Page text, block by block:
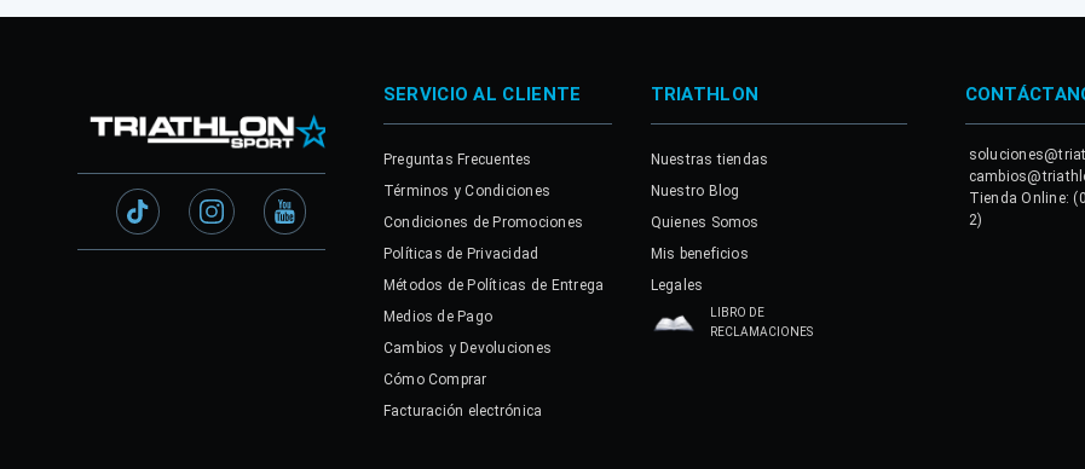
SERVICIO AL CLIENTE
Preguntas Frecuentes
Términos y Condiciones
Condiciones de Promociones
Políticas de Privacidad
Métodos de Políticas de Entrega
Medios de Pago
Cambios y Devoluciones
Cómo Comprar
Facturación electrónica
TRIATHLON
Nuestras tiendas
Nuestro Blog
Quienes Somos
Mis beneficios
Legales
LIBRO DE
RECLAMACIONES
Tienda Online:
2)